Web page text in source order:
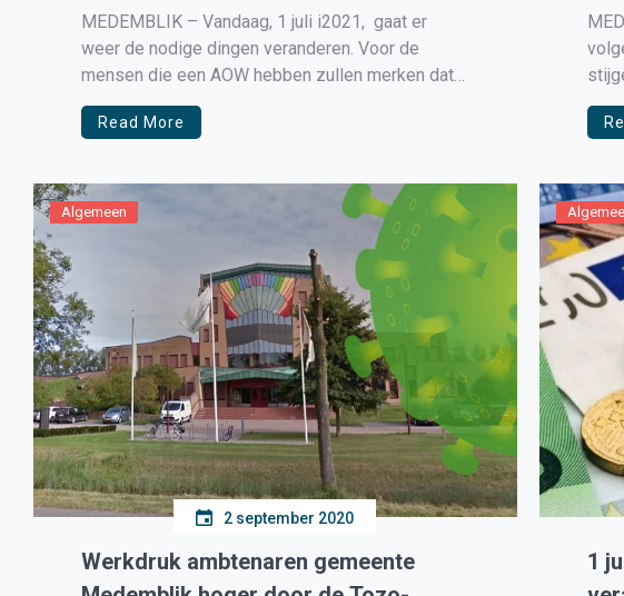
bevroren, energie duurder, minimum
loon hoger
MEDEMBLIK – Vandaag, 1 juli i2021, gaat er
weer de nodige dingen veranderen. Voor de
mensen die een AOW hebben zullen merken dat
deze gaat stijgen naar 1226,60 euro bruto per
maand, maar ook werknemers die een minimum
naar 1701,80 euro bruto […]
Read More
Algemeen
2 september 2020
Werkdruk ambtenaren gemeente
1